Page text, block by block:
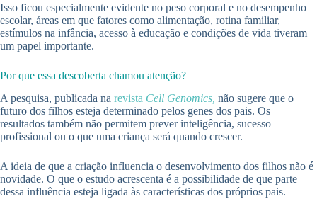
Isso ficou especialmente evidente no peso corporal e no desempenho
escolar, áreas em que fatores como alimentação, rotina familiar,
estímulos na infância, acesso à educação e condições de vida tiveram
um papel importante.
Por que essa descoberta chamou atenção?
A pesquisa, publicada na revista Cell Genomics, não sugere que o
futuro dos filhos esteja determinado pelos genes dos pais. Os
resultados também não permitem prever inteligência, sucesso
profissional ou o que uma criança será quando crescer.
A ideia de que a criação influencia o desenvolvimento dos filhos não é
novidade. O que o estudo acrescenta é a possibilidade de que parte
dessa influência esteja ligada às características dos próprios pais.